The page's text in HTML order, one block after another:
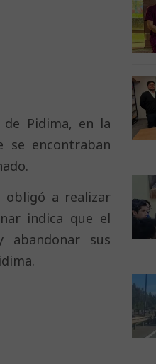
Pidima, en la
se encontraban
obligó a realizar
indica que el
sus